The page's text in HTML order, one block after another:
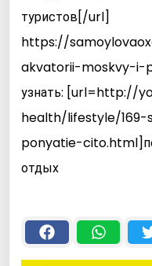
туристов[/url]
https://
akvatorii-moskvy-i-
узнать: [url=http://
health/lifestyle/
ponyatie-
отдых